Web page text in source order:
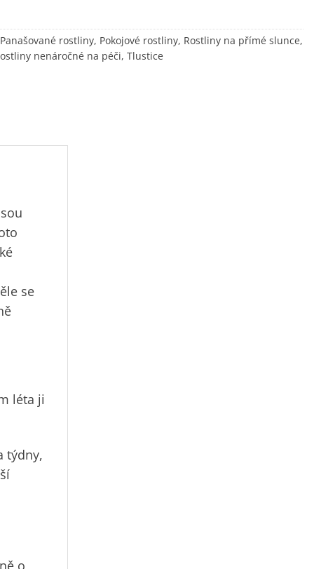
Panašované rostliny, Pokojové rostliny, Rostliny na přímé slunce,
nenáročné na péči, Tlustice
se
léta ji
týdny,